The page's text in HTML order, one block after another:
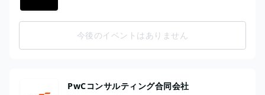
今後のイベントはありません
PwCコンサルティング合同会社